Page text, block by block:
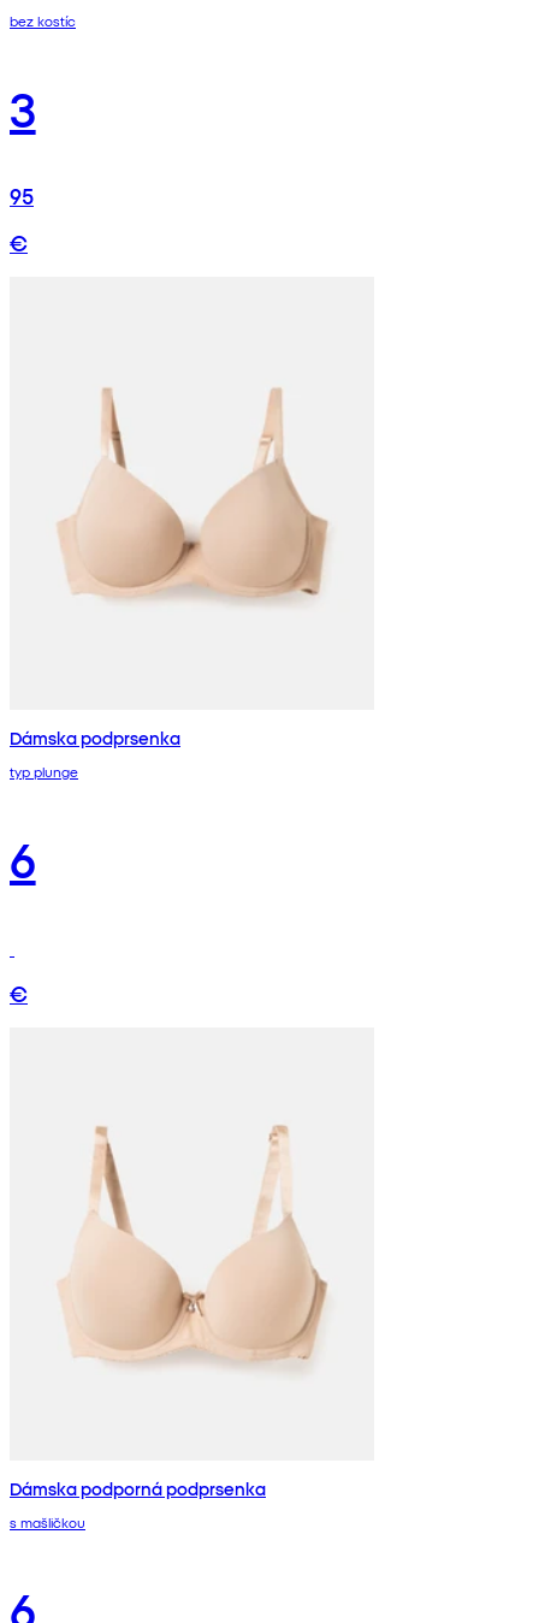
bez kostíc
3
95
€
Dámska podprsenka
typ plunge
6
€
Dámska podporná podprsenka
s mašličkou
6